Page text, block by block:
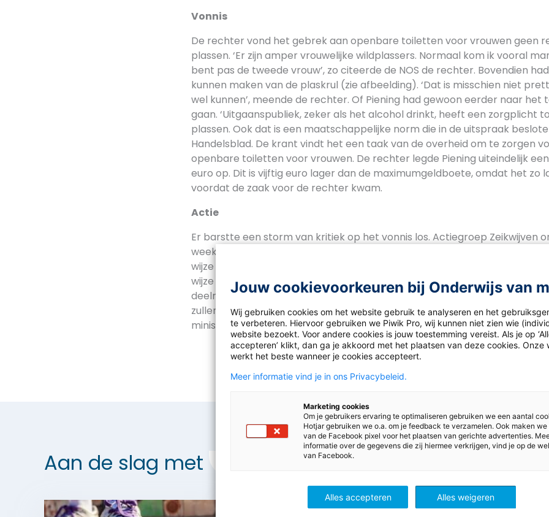
Vonnis
De rechter vond het gebrek aan openbare toiletten voor vrouwen geen
plassen. ‘Er zijn amper vrouwelijke wildplassers. Normaal kom ik vooral
bent pas de tweede vrouw’, zo citeerde de NOS de rechter. Bovendien
kunnen maken van de plaskrul (zie afbeelding). ‘Dat is misschien niet
wel kunnen’, meende de rechter. Of Piening had gewoon eerder naar het
gaan. ‘Uitgaanspubliek, zeker als het alcohol drinkt, heeft een zorgplicht
plassen. Ook dat is een maatschappelijke norm die in de uitspraak
Handelsblad. De krant vindt het een taak van de overheid om te zorgen
openbare toiletten voor vrouwen. De rechter legde Piening uiteindelijk
euro op. Dit is vijftig euro lager dan de maximumgeldboete, omdat het zo
voordat de zaak voor de rechter kwam.
Actie
Er barstte een storm van kritiek op het vonnis los. Actiegroep Zeikwijven
weekend de Eerste Landelijke Urinoirplasdag. De actievoerders wilden op
wijze aantonen dat het ‘voor vrouwen niet mogelijk is om op een nette,
wijze te plassen in een urinoir dat is ontworpen voor mannen’. De
deelnemers op om foto’s te maken van de acties op diverse plekken in
zullen later, samen met de petitie ‘Plasgelijkheid in Nederland’, worden
minister Jet Bussemaker. Zij is verantwoordelijk voor het Nederlandse
Aan de slag met Maatschappijleer
Jouw cookievoorkeuren bij Onderwijs van
Wij gebruiken cookies om het website gebruik te analyseren en het
te verbeteren. Hiervoor gebruiken we Piwik Pro, wij kunnen niet zien wie
website bezoekt. Voor andere cookies is jouw toestemming vereist. Als je op
accepteren’ klikt, dan ga je akkoord met het plaatsen van deze cookies. Onze
werkt het beste wanneer je cookies accepteert.
Meer informatie vind je in ons Privacybeleid.
Marketing cookies
Om je gebruikers ervaring te optimaliseren gebruiken we een aantal
Hotjar gebruiken we o.a. om je feedback te verzamelen. Ook maken we
van de Facebook pixel voor het plaatsen van gerichte advertenties.
informatie over de gegevens die zij hiermee verkrijgen, vind je op de
van Facebook.
Alles accepteren Alles weigeren